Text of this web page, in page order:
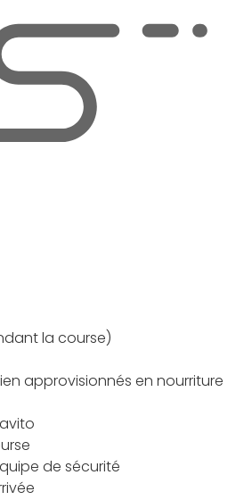
la course)
approvisionnés en nourriture
de sécurité